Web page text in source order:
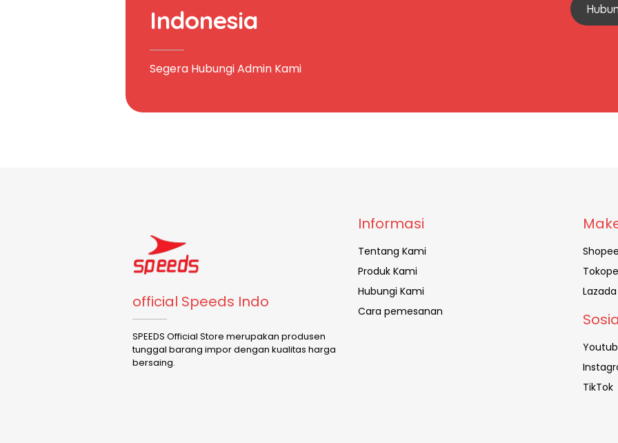
Indonesia
Segera Hubungi Admin Kami
official Speeds Indo
SPEEDS Official Store merupakan produsen
tunggal barang impor dengan kualitas harga
bersaing.
Informasi
Tentang Kami
Produk Kami
Hubungi Kami
Cara pemesanan
Lazada
TikTok